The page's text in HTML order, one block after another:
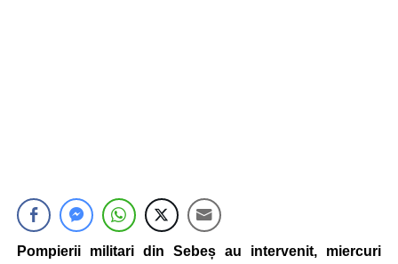
Pompierii militari din Sebeș au intervenit, miercuri